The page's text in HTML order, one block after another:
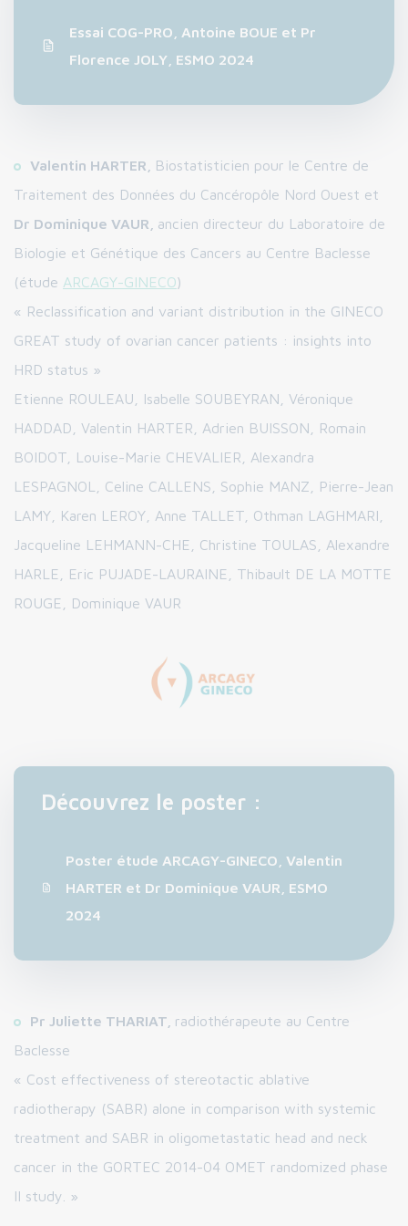
Essai COG-PRO, Antoine BOUE et Pr
Florence JOLY, ESMO 2024
Valentin HARTER,
Biostatisticien pour le Centre de
Traitement des Données du Cancéropôle Nord Ouest et
Dr Dominique VAUR, ancien directeur du Laboratoire de
Biologie et Génétique des Cancers au Centre Baclesse
(étude ARCAGY-GINECO)
« Reclassification and variant distribution in the GINECO
GREAT study of ovarian cancer patients : insights into
HRD status »
Etienne ROULEAU, Isabelle SOUBEYRAN, Véronique
HADDAD, Valentin HARTER, Adrien BUISSON, Romain
BOIDOT, Louise-Marie CHEVALIER, Alexandra
LESPAGNOL, Celine CALLENS, Sophie MANZ, Pierre-Jean
LAMY, Karen LEROY, Anne TALLET, Othman LAGHMARI,
Jacqueline LEHMANN-CHE, Christine TOULAS, Alexandre
HARLE, Eric PUJADE-LAURAINE, Thibault DE LA MOTTE
ROUGE, Dominique VAUR
Découvrez le poster :
Poster étude ARCAGY-GINECO, Valentin
HARTER et Dr Dominique VAUR, ESMO
2024
Pr Juliette THARIAT, radiothérapeute au Centre
Baclesse
« Cost effectiveness of stereotactic ablative
radiotherapy (SABR) alone in comparison with systemic
treatment and SABR in oligometastatic head and neck
cancer in the GORTEC 2014-04 OMET randomized phase
II study. »